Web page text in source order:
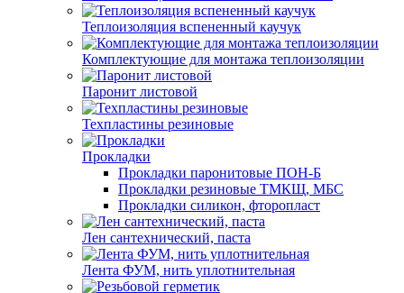
Теплоизоляция вспененный каучук
Комплектующие для монтажа теплоизоляции
Паронит листовой
Техпластины резиновые
Прокладки
Прокладки паронитовые ПОН-Б
Прокладки резиновые ТМКЩ, МБС
Прокладки силикон, фторопласт
Лен сантехнический, паста
Лента ФУМ, нить уплотнительная